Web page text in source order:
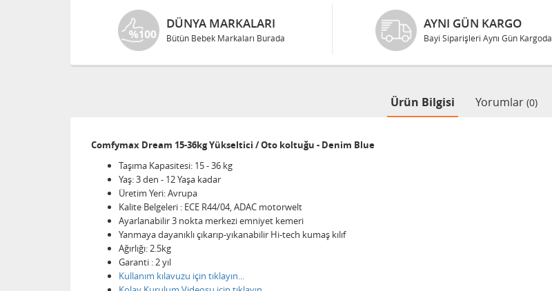
DÜNYA MARKALARI
Bütün Bebek Markaları Burada
AYNI GÜN KARGO
Bayi Siparişleri Aynı Gün Kargoda
Ürün Bilgisi Yorumlar (0)
Comfymax Dream 15-36kg Yükseltici / Oto koltuğu - Denim Blue
Taşıma Kapasitesi: 15 - 36 kg
Yaş: 3 den - 12 Yaşa kadar
Üretim Yeri: Avrupa
Kalite Belgeleri : ECE R44/04, ADAC motorwelt
Ayarlanabilir 3 nokta merkezi emniyet kemeri
Yanmaya dayanıklı çıkarıp-yıkanabilir Hi-tech kumaş kılıf
Ağırlığı: 2.5kg
Garanti : 2 yıl
Kullanım kılavuzu için tıklayın...